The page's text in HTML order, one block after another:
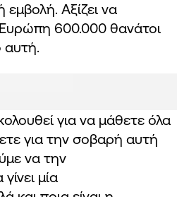
εμβολή. Αξίζει να
600.000 θανάτοι
αυτή.
για να μάθετε όλα
για την σοβαρή αυτή
να την
μία